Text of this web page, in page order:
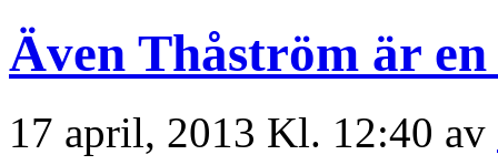
Även Thåström är
17 april, 2013 Kl. 12:40 av